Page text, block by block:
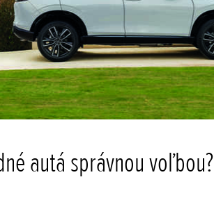
autá správnou voľbou?